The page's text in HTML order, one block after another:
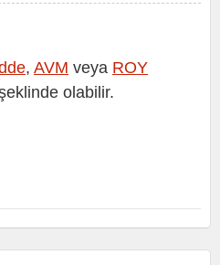
, AVM veya ROY
olabilir.